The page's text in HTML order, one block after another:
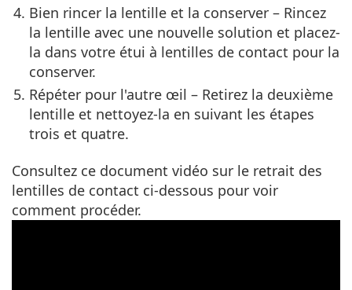
Bien rincer la lentille et la conserver – Rincez
la lentille avec une nouvelle solution et placez-
la dans votre étui à lentilles de contact pour la
conserver.
Répéter pour l'autre œil – Retirez la deuxième
lentille et nettoyez-la en suivant les étapes
trois et quatre.
Consultez ce document vidéo sur le retrait des
lentilles de contact ci-dessous pour voir
comment procéder.